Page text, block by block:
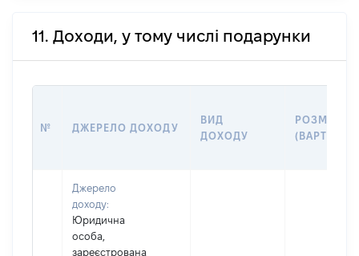
11. Доходи, у тому числі подарунки
№ ДЖЕРЕЛО ДОХОДУ
ВИД
ДОХОДУ
РОЗМІР
(ВАРТІСТЬ)
Джерело
доходу:
Юридична
особа,
зареєстрована